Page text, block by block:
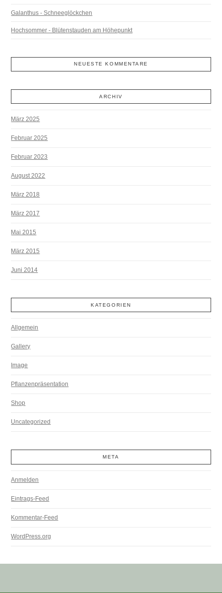
Galanthus - Schneeglöckchen
Hochsommer - Blütenstauden am Höhepunkt
NEUESTE KOMMENTARE
ARCHIV
März 2025
Februar 2025
Februar 2023
August 2022
März 2018
März 2017
Mai 2015
März 2015
Juni 2014
KATEGORIEN
Allgemein
Gallery
Image
Pflanzenpräsentation
Shop
Uncategorized
META
Anmelden
Eintrags-Feed
Kommentar-Feed
WordPress.org